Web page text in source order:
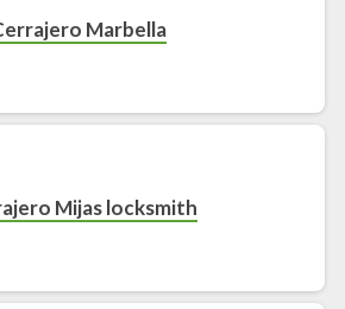
Marbella
Mijas locksmith